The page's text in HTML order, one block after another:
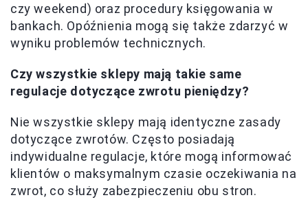
czy weekend) oraz procedury księgowania w
bankach. Opóźnienia mogą się także zdarzyć w
wyniku problemów technicznych.
Czy wszystkie sklepy mają takie same
regulacje dotyczące zwrotu pieniędzy?
Nie wszystkie sklepy mają identyczne zasady
dotyczące zwrotów. Często posiadają
indywidualne regulacje, które mogą informować
klientów o maksymalnym czasie oczekiwania na
zwrot, co służy zabezpieczeniu obu stron.